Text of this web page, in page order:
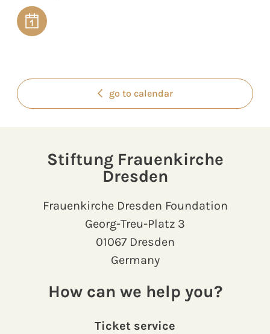
go to calendar
Stiftung Frauenkirche
Dresden
Frauenkirche Dresden Foundation
Georg-Treu-Platz 3
01067 Dresden
Germany
How can we help you?
Ticket service